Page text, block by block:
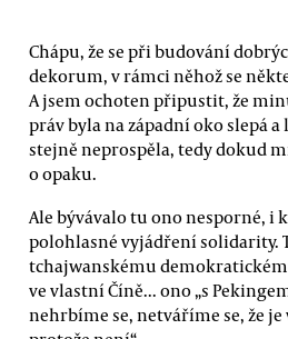
Chápu, že se při budování
dekorum, v rámci něhož se
A jsem ochoten připustit, že
práv byla na západní oko slepá
stejně neprospěla, tedy dokud
o opaku.
Ale bývávalo tu ono nesporné, i
polohlasné vyjádření solidarity.
tchajwanskému
ve vlastní Číně... ono „s
nehrbíme se, netváříme se, že